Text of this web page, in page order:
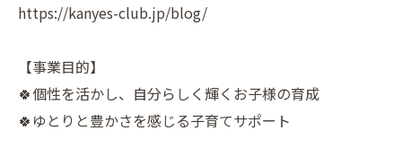
https://kanyes-club.jp/blog/
【事業目的】
🍀個性を活かし、自分らしく輝くお子様の育成
🍀ゆとりと豊かさを感じる子育てサポート